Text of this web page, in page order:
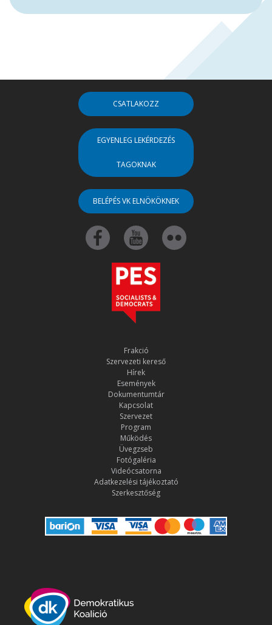
CSATLAKOZZ
EGYENLEG LEKÉRDEZÉS
TAGOKNAK
BELÉPÉS VK ELNÖKÖKNEK
Frakció
Szervezeti kereső
Hírek
Események
Dokumentumtár
Kapcsolat
Szervezet
Program
Működés
Üvegzseb
Fotógaléria
Videócsatorna
Adatkezelési tájékoztató
Szerkesztőség